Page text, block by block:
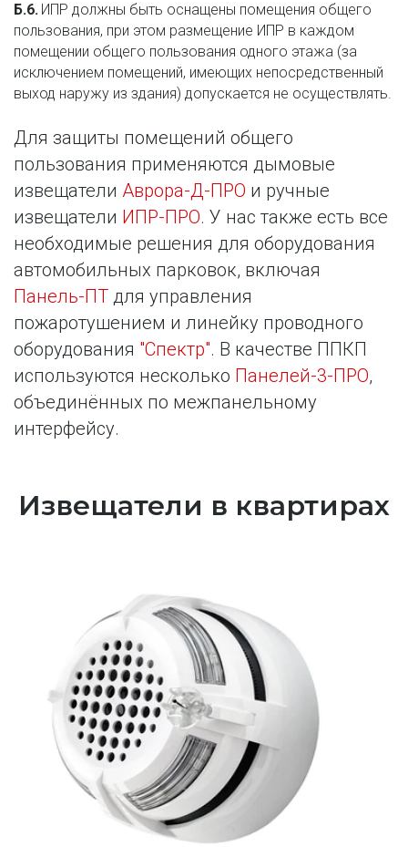
Б.6. ИПР должны быть оснащены помещения общего
пользования, при этом размещение ИПР в каждом
помещении общего пользования одного этажа (за
исключением помещений, имеющих непосредственный
выход наружу из здания) допускается не осуществлять.
Для защиты помещений общего
пользования применяются дымовые
извещатели Аврора-Д-ПРО и ручные
извещатели ИПР-ПРО. У нас также есть все
необходимые решения для оборудования
Панель-ПТ для управления
пожаротушением и линейку проводного
оборудования "Спектр". В качестве ППКП
используются несколько Панелей-3-ПРО,
объединённых по межпанельному
интерфейсу.
Извещатели в квартирах